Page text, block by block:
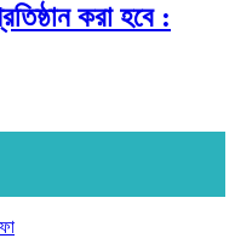
করা হবে :